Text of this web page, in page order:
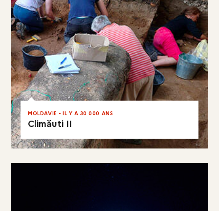
EN RÉSUMÉ
Climăuti II
MOLDAVIE - IL Y A 30 000 ANS
EN RÉSUMÉ